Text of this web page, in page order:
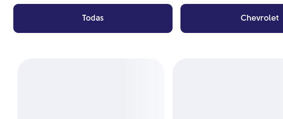
Todas Chevrolet